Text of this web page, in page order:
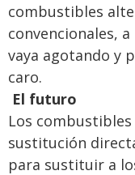
combustibles
convencionales,
vaya agotando y
caro.
El futuro
Los
sustitución
para sustituir a